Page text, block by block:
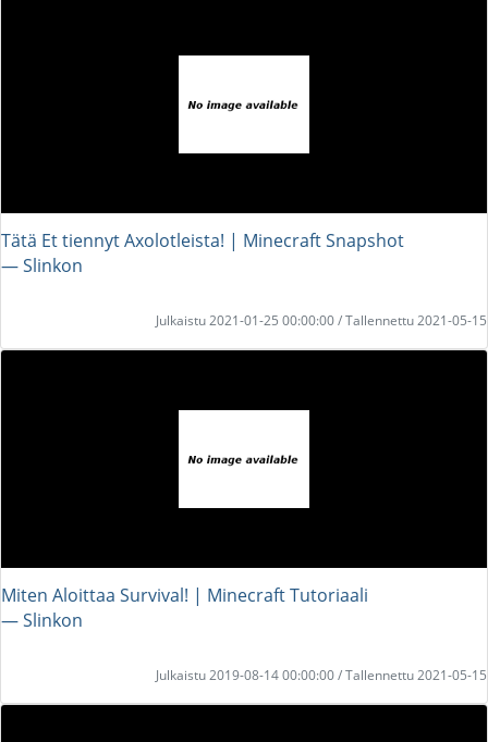
Tätä Et tiennyt Axolotleista! | Minecraft Snapshot
― Slinkon
Julkaistu 2021-01-25 00:00:00 / Tallennettu 2021-05-15
Miten Aloittaa Survival! | Minecraft Tutoriaali
― Slinkon
Julkaistu 2019-08-14 00:00:00 / Tallennettu 2021-05-15